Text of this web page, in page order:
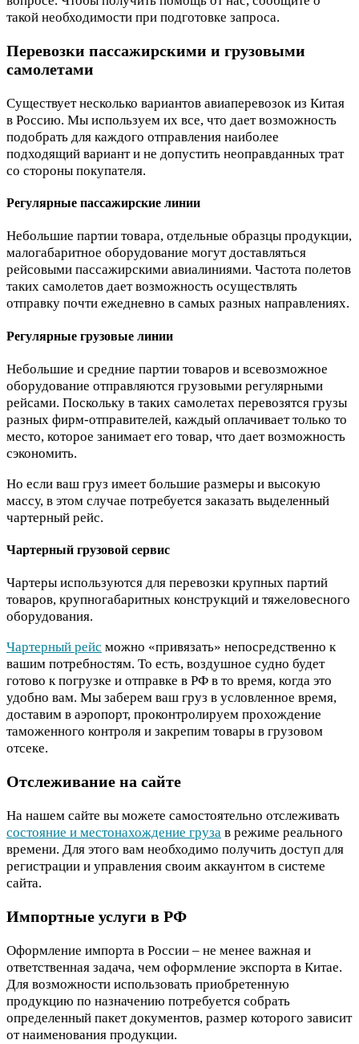
такой необходимости при подготовке запроса.
Перевозки пассажирскими и грузовыми
самолетами
Существует несколько вариантов авиаперевозок из Китая
в Россию. Мы используем их все, что дает возможность
подобрать для каждого отправления наиболее
подходящий вариант и не допустить неоправданных трат
со стороны покупателя.
Регулярные пассажирские линии
Небольшие партии товара, отдельные образцы продукции,
малогабаритное оборудование могут доставляться
рейсовыми пассажирскими авиалиниями. Частота полетов
таких самолетов дает возможность осуществлять
отправку почти ежедневно в самых разных направлениях.
Регулярные грузовые линии
Небольшие и средние партии товаров и всевозможное
оборудование отправляются грузовыми регулярными
рейсами. Поскольку в таких самолетах перевозятся грузы
разных фирм-отправителей, каждый оплачивает только то
место, которое занимает его товар, что дает возможность
сэкономить.
Но если ваш груз имеет большие размеры и высокую
массу, в этом случае потребуется заказать выделенный
чартерный рейс.
Чартерный грузовой сервис
Чартеры используются для перевозки крупных партий
товаров, крупногабаритных конструкций и тяжеловесного
оборудования.
Чартерный рейс можно «привязать» непосредственно к
вашим потребностям. То есть, воздушное судно будет
готово к погрузке и отправке в РФ в то время, когда это
удобно вам. Мы заберем ваш груз в условленное время,
доставим в аэропорт, проконтролируем прохождение
таможенного контроля и закрепим товары в грузовом
отсеке.
Отслеживание на сайте
На нашем сайте вы можете самостоятельно отслеживать
состояние и местонахождение груза в режиме реального
времени. Для этого вам необходимо получить доступ для
регистрации и управления своим аккаунтом в системе
сайта.
Импортные услуги в РФ
Оформление импорта в России – не менее важная и
ответственная задача, чем оформление экспорта в Китае.
Для возможности использовать приобретенную
продукцию по назначению потребуется собрать
определенный пакет документов, размер которого зависит
от наименования продукции.